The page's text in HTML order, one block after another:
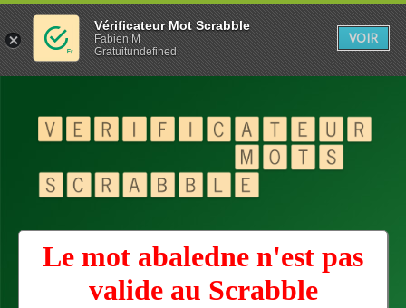
Le mot abaledne n'est pas
valide au Scrabble
Vérificateur Mot Scrabble
Fabien M
Gratuitundefined
VOIR